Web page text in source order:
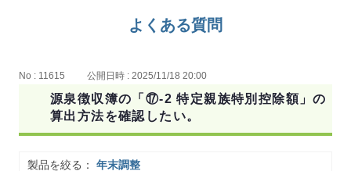
よくある質問
No : 11615 公開日時 : 2025/11/18 20:00
源泉徴収簿の「⑰-2 特定親族特別控除額」の
算出方法を確認したい。
製品を絞る： 年末調整